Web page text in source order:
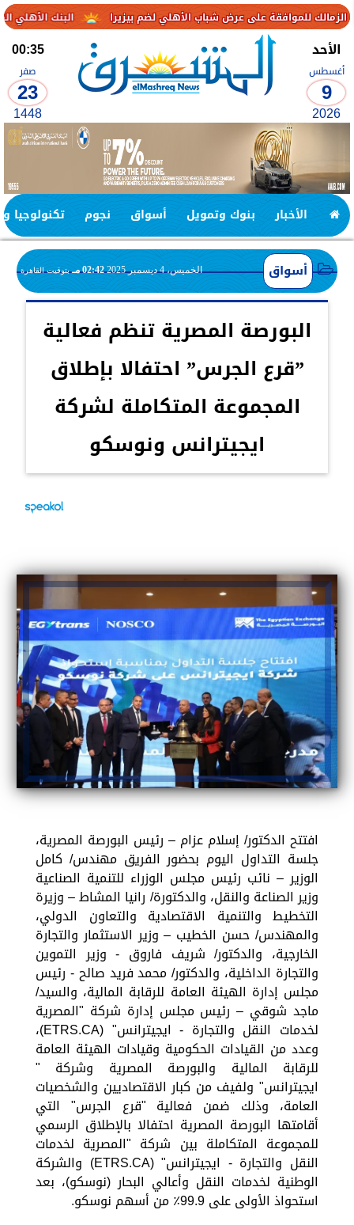
البنك الأهلي الكويتي – مصر يحقق صافي أرباح 3.1 مليار جنيه خلال عرض شباب الأهلي لضم بيزيرا
الأحد
أغسطس
9
2026
00:35
صفر
23
1448
الأخبار بنوك وتمويل أسواق نجوم تكنولوجيا
أسواق الخميس، 4 ديسمبر 2025 02:42 مـ بتوقيت القاهرة
البورصة المصرية تنظم فعالية
”قرع الجرس” احتفالا بإطلاق
المجموعة المتكاملة لشركة
ايجيترانس ونوسكو
افتتح الدكتور/ إسلام عزام – رئيس البورصة المصرية،
جلسة التداول اليوم بحضور الفريق مهندس/ كامل
الوزير – نائب رئيس مجلس الوزراء للتنمية الصناعية
وزير الصناعة والنقل، والدكتورة/ رانيا المشاط – وزيرة
التخطيط والتنمية الاقتصادية والتعاون الدولي،
والمهندس/ حسن الخطيب – وزير الاستثمار والتجارة
الخارجية، والدكتور/ شريف فاروق - وزير التموين
والتجارة الداخلية، والدكتور/ محمد فريد صالح - رئيس
مجلس إدارة الهيئة العامة للرقابة المالية، والسيد/
ماجد شوقي – رئيس مجلس إدارة شركة "المصرية
لخدمات النقل والتجارة - ايجيترانس" (ETRS.CA)،
وعدد من القيادات الحكومية وقيادات الهيئة العامة
للرقابة المالية والبورصة المصرية وشركة "
ايجيترانس" ولفيف من كبار الاقتصاديين والشخصيات
العامة، وذلك ضمن فعالية "قرع الجرس" التي
أقامتها البورصة المصرية احتفالا بالإطلاق الرسمي
للمجموعة المتكاملة بين شركة "المصرية لخدمات
النقل والتجارة - ايجيترانس" (ETRS.CA) والشركة
الوطنية لخدمات النقل وأعالي البحار (نوسكو)، بعد
استحواذ الأولى على 99.9٪ من أسهم نوسكو.